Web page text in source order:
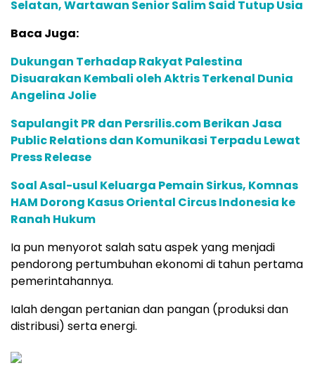
Selatan, Wartawan Senior Salim Said Tutup Usia
Baca Juga:
Dukungan Terhadap Rakyat Palestina
Disuarakan Kembali oleh Aktris Terkenal Dunia
Angelina Jolie
Sapulangit PR dan Persrilis.com Berikan Jasa
Public Relations dan Komunikasi Terpadu Lewat
Press Release
Soal Asal-usul Keluarga Pemain Sirkus, Komnas
HAM Dorong Kasus Oriental Circus Indonesia ke
Ranah Hukum
Ia pun menyorot salah satu aspek yang menjadi
pendorong pertumbuhan ekonomi di tahun pertama
pemerintahannya.
Ialah dengan pertanian dan pangan (produksi dan
distribusi) serta energi.